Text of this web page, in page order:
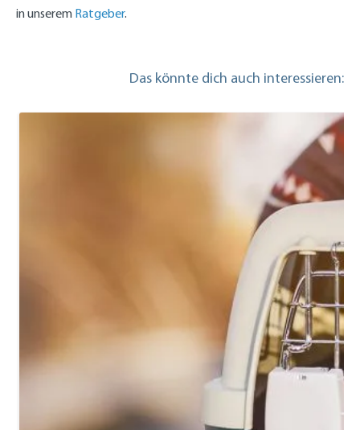
in unserem Ratgeber.
Das könnte dich auch interessieren: